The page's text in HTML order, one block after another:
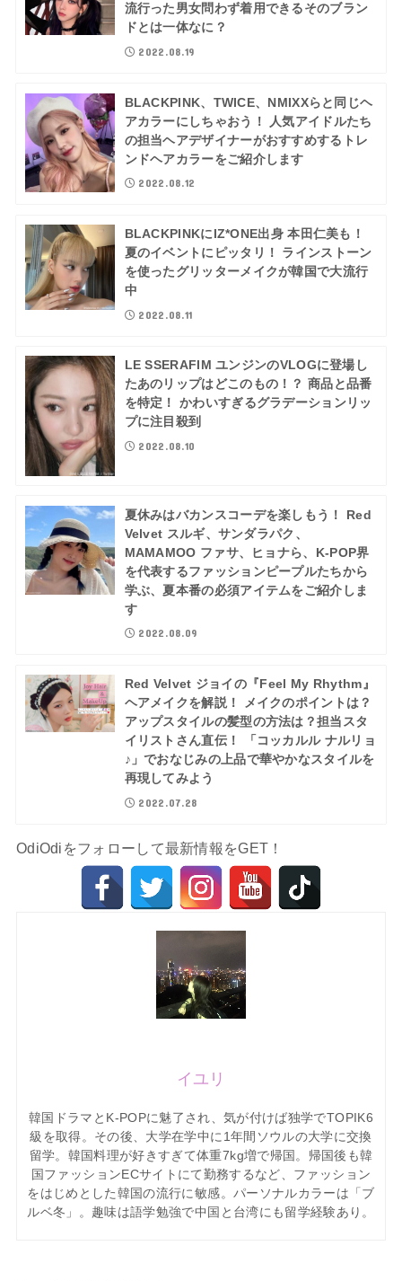
流行った男女問わず着用できるそのブラン
ドとは一体なに？
2022.08.19
BLACKPINK、TWICE、NMIXXらと同じヘ
アカラーにしちゃおう！ 人気アイドルたち
の担当ヘアデザイナーがおすすめするトレ
ンドヘアカラーをご紹介します
2022.08.12
BLACKPINKにIZ*ONE出身 本田仁美も！
夏のイベントにピッタリ！ ラインストーン
を使ったグリッターメイクが韓国で大流行
中
2022.08.11
LE SSERAFIM ユンジンのVLOGに登場し
たあのリップはどこのもの！？ 商品と品番
を特定！ かわいすぎるグラデーションリッ
プに注目殺到
2022.08.10
夏休みはバカンスコーデを楽しもう！ Red
Velvet スルギ、サンダラパク、
MAMAMOO ファサ、ヒョナら、K-POP界
を代表するファッションピープルたちから
学ぶ、夏本番の必須アイテムをご紹介しま
す
2022.08.09
Red Velvet ジョイの『Feel My Rhythm』
ヘアメイクを解説！ メイクのポイントは？
アップスタイルの髪型の方法は？担当スタ
イリストさん直伝！ 「コッカルル ナルリョ
♪」でおなじみの上品で華やかなスタイルを
再現してみよう
2022.07.28
OdiOdiをフォローして最新情報をGET！
イユリ
韓国ドラマとK-POPに魅了され、気が付けば独学でTOPIK6
級を取得。その後、大学在学中に1年間ソウルの大学に交換
留学。韓国料理が好きすぎて体重7kg増で帰国。帰国後も韓
国ファッションECサイトにて勤務するなど、ファッション
をはじめとした韓国の流行に敏感。パーソナルカラーは「ブ
ルベ冬」。趣味は語学勉強で中国と台湾にも留学経験あり。